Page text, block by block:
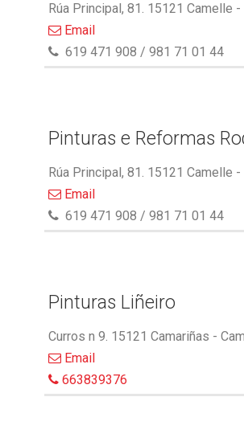
Rúa Principal, 81. 15121 Camelle
Email
619 471 908 / 981 71 01 44
Pinturas e Reformas
Rúa Principal, 81. 15121 Camelle
Email
619 471 908 / 981 71 01 44
Pinturas Liñeiro
Curros n 9. 15121 Camariñas -
Email
663839376